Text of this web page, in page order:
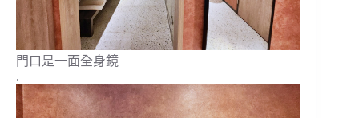
門口是一面全身鏡
.